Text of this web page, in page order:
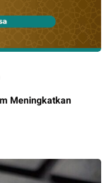
Meningkatkan